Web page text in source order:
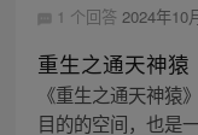
1 个回答 2024年10
重生之通天神猿
《重生之通天神猿
目的的空间，也是